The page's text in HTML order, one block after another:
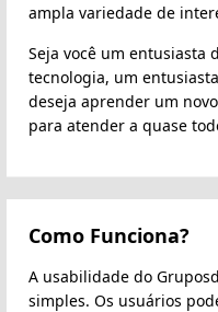
ampla variedade de
Seja você um entusiasta
tecnologia, um
deseja aprender um
para atender a quase
Como Funciona?
A usabilidade do
simples. Os usuários